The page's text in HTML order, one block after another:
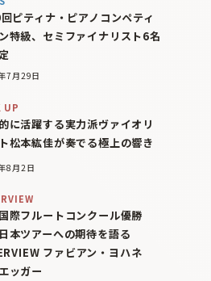
ピティナ・ピアノコンペティ
特級、セミファイナリスト6名
7月29日
UP
に活躍する実力派ヴァイオリ
松本紘佳が奏でる極上の響き
8月2日
際フルートコンクール優勝
本ツアーへの期待を語る
ファビアン・ヨハネ
ッガー